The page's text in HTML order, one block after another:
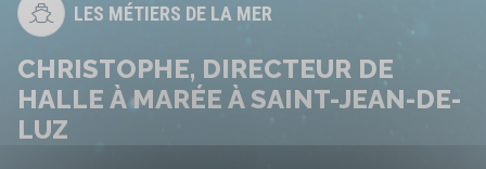
LES MÉTIERS DE LA MER
CHRISTOPHE, DIRECTEUR DE
HALLE À MARÉE À SAINT-JEAN-DE-
LUZ